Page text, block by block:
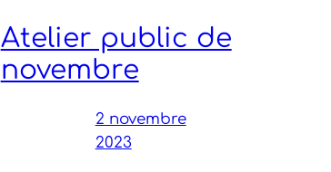
Atelier public de
novembre
2 novembre
2023